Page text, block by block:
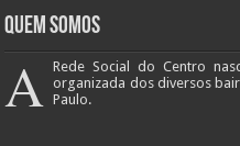
Quem Somos
A Rede Social do Centro
organizada dos diversos
Paulo.